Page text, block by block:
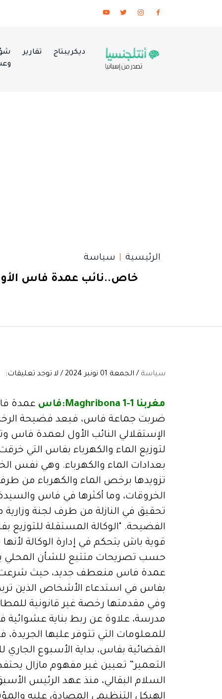
ديكريبتاج تقارير
الرئيسية سياسة
خاص..نائب عمدة فاس
سياسة / الجمعة 01 نونبر 2024 / لا توجد تعليقات:
مغربنا 1-Maghribona 1:فاس
عمدة
ضربت جماعة فاس، فبعد فضيحة الرخص
الإستقلالي النائب الأول لعمدة فاس
لتوزيع الماء والكهرباء بفاس التي
بعدادات الماء والكهرباء. وهي نفس
تزويدها برخص الماء والكهرباء من
الخروقات، وما أكثرها في فاس
تحقيق في النازلة من طرف لجنة وزارية
الفضيحة. "الوكالة المستقلة
قوية باش يتحكم في إدارة الوكالة
حسب تصريحات متتبع للشأن المحلي
عمدة فاس منعطف جديد، حيث شرعت
بفاس في استدعاء الأشخاص الذين
وفي مقدمتها رخصة غير قانونية
مدرسة، علاوة عن ربط بناية عشوائية
للمعلومات التي تتوفر عليها
القضائية بفاس، بداية الأسبوع
التعمير” تعيين غير مفهوم مازال
السلام البقالي، منذ عهد الرئيس